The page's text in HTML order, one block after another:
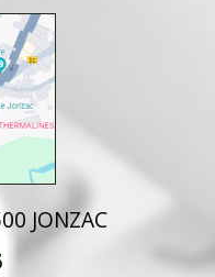
JONZAC